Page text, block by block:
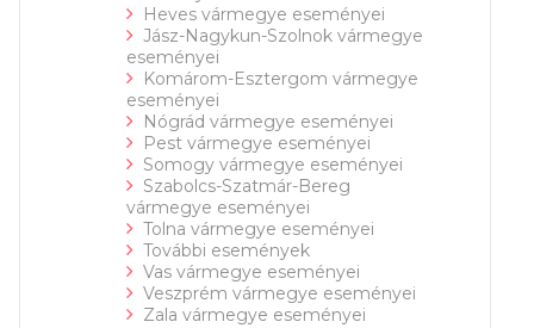
Heves vármegye eseményei
Jász-Nagykun-Szolnok vármegye
eseményei
Komárom-Esztergom vármegye
eseményei
Nógrád vármegye eseményei
Pest vármegye eseményei
Somogy vármegye eseményei
Szabolcs-Szatmár-Bereg
vármegye eseményei
Tolna vármegye eseményei
További események
Vas vármegye eseményei
Veszprém vármegye eseményei
Zala vármegye eseményei